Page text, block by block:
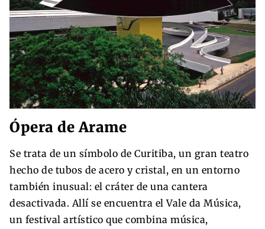
Ópera de Arame
Se trata de un símbolo de Curitiba, un gran teatro
hecho de tubos de acero y cristal, en un entorno
también inusual: el cráter de una cantera
desactivada. Allí se encuentra el Vale da Música,
un festival artístico que combina música,